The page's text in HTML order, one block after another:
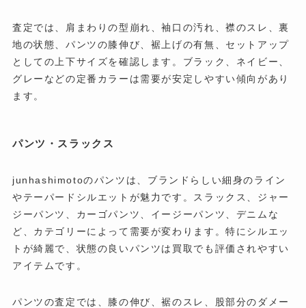
査定では、肩まわりの型崩れ、袖口の汚れ、襟のスレ、裏
地の状態、パンツの膝伸び、裾上げの有無、セットアップ
としての上下サイズを確認します。ブラック、ネイビー、
グレーなどの定番カラーは需要が安定しやすい傾向があり
ます。
パンツ・スラックス
junhashimotoのパンツは、ブランドらしい細身のライン
やテーパードシルエットが魅力です。スラックス、ジャー
ジーパンツ、カーゴパンツ、イージーパンツ、デニムな
ど、カテゴリーによって需要が変わります。特にシルエッ
トが綺麗で、状態の良いパンツは買取でも評価されやすい
アイテムです。
パンツの査定では、膝の伸び、裾のスレ、股部分のダメー